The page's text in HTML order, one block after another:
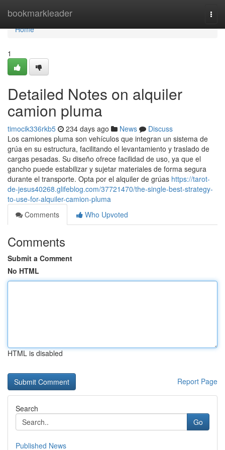
bookmarkleader
Home
Home
1
Detailed Notes on alquiler
camion pluma
timocik336rkb5 234 days ago News
Discuss
Los camiones pluma son vehículos que integran un sistema de
grúa en su estructura, facilitando el levantamiento y traslado de
cargas pesadas. Su diseño ofrece facilidad de uso, ya que el
gancho puede estabilizar y sujetar materiales de forma segura
durante el transporte. Opta por el alquiler de grúas https://tarot-
de-jesus40268.glifeblog.com/37721470/the-single-best-strategy-
to-use-for-alquiler-camion-pluma
Comments
Who Upvoted
Comments
Submit a Comment
No HTML
HTML is disabled
Report Page
Search
Go
Published News